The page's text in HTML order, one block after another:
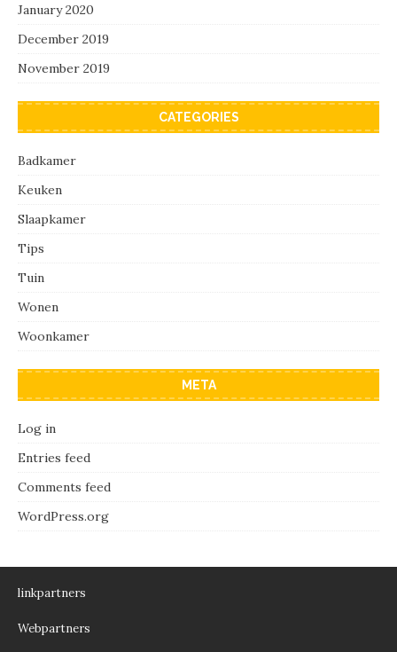
January 2020
December 2019
November 2019
CATEGORIES
Badkamer
Keuken
Slaapkamer
Tips
Tuin
Wonen
Woonkamer
META
Log in
Entries feed
Comments feed
WordPress.org
linkpartners
Webpartners